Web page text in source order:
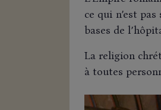
ce qui n’est
bases de
La religion
à toutes